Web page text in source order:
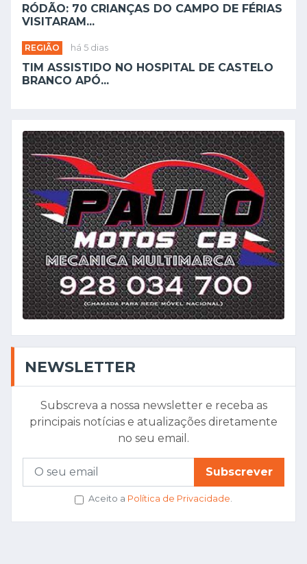
RÓDÃO: 70 CRIANÇAS DO CAMPO DE FÉRIAS
VISITARAM...
REGIÃO há 5 dias
TIM ASSISTIDO NO HOSPITAL DE CASTELO
BRANCO APÓ...
NEWSLETTER
Subscreva a nossa newsletter e receba as
principais notícias e atualizações diretamente
no seu email.
Subscrever
Aceito a Política de Privacidade